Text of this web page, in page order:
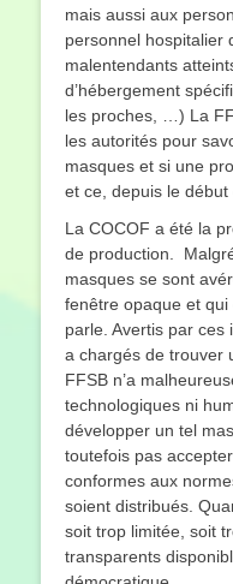
mais aussi aux
personnel hospitalier
malentendants
d’hébergement
les proches, …) La
les autorités pour
masques et si une
et ce, depuis le
La COCOF a été la
de production.
masques se sont
fenêtre opaque et qui
parle. Avertis par ces
a chargés de trouver
FFSB n’a
technologiques ni
développer un tel
toutefois pas
conformes aux
soient distribués.
soit trop limitée, soit
transparents